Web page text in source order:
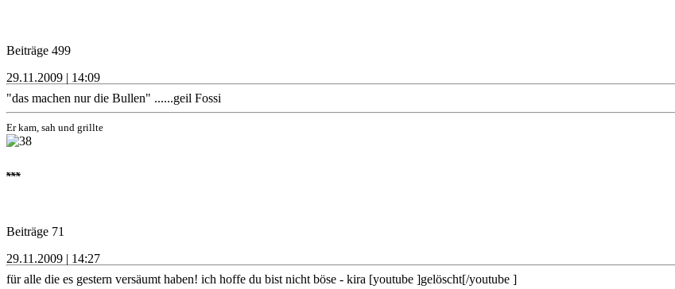
Beiträge 499
29.11.2009 | 14:09
"das machen nur die Bullen" ......geil Fossi
Er kam, sah und grillte
xxx
Beiträge 71
29.11.2009 | 14:27
für alle die es gestern versäumt haben! ich hoffe du bist nicht böse - kira [youtube ]gelöscht[/youtube ]